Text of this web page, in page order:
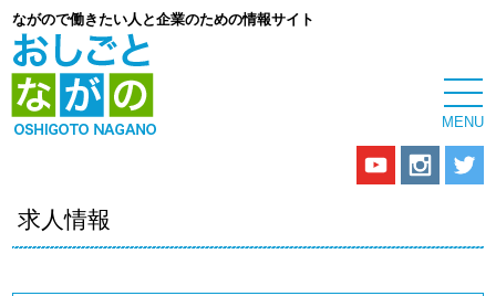
ながので働きたい人と企業のための情報サイト
求人情報